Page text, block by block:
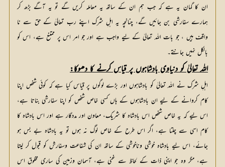
ان کا گمان یہ ہے کہ جب ہم ان کے ساتھ یہ معاملہ کریں گے تو یہ آگے بڑھ کر
ہمارے سفارشی بن جائیں گے، چنانچہ یہ اہلِ شرک اپنے رب تعالیٰ کے حق سے نا
واقف ہیں ، جو بات اللہ تعالیٰ کے لیے واجب ہے اور جو امر اس پر ممتنع ہے، اس کو
بالکل نہیں جانتے۔
اللہ تعالیٰ کو دنیاوی بادشاہوں پر قیاس کرنے کا دھوکا:
اہلِ شرک نے اللہ تعالیٰ کو بادشاہوں اور بڑے لوگوں پر قیاس کیا ہے کہ کوئی شخص اپنا
کام کروانے کے لیے ان بادشاہوں کے ہاں کسی خاص شخص کو اپنا سفارشی بناتا ہے،
اس لیے کہ یہ خاص شخص اس بادشاہ کا شریک، معاون اور مددگار ہے اور اس بادشاہ کا
کام اسی سے چلتا ہے، اگر اس طرح کے خاص لوگ نہ ہوں تو یہ بادشاہ بے بس ہو
جائے، اس لیے بادشاہ خوشی وناخوشی کے ساتھ ان کی شفاعت وسفارش کو قبول کر لیتا
ہے، مگر وہ جو اپنی ذات کے لحاظ سے غنی ہے، آسمان وزمین کی ساری مخلوق اس